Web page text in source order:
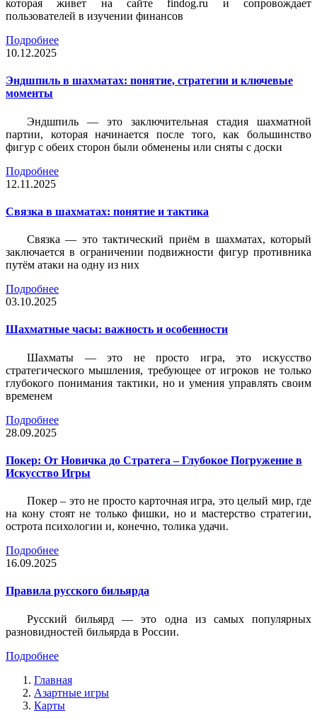
которая живет на сайте findog.ru и сопровождает
пользователей в изучении финансов
Подробнее
10.12.2025
Эндшпиль в шахматах: понятие, стратегии и ключевые
моменты
Эндшпиль — это заключительная стадия шахматной
партии, которая начинается после того, как большинство
фигур с обеих сторон были обменены или сняты с доски
Подробнее
12.11.2025
Связка в шахматах: понятие и тактика
Связка — это тактический приём в шахматах, который
заключается в ограничении подвижности фигур противника
путём атаки на одну из них
Подробнее
03.10.2025
Шахматные часы: важность и особенности
Шахматы — это не просто игра, это искусство
стратегического мышления, требующее от игроков не только
глубокого понимания тактики, но и умения управлять своим
временем
Подробнее
28.09.2025
Покер: От Новичка до Стратега – Глубокое Погружение в
Искусство Игры
Покер – это не просто карточная игра, это целый мир, где
на кону стоят не только фишки, но и мастерство стратегии,
острота психологии и, конечно, толика удачи.
Подробнее
16.09.2025
Правила русского бильярда
Русский бильярд — это одна из самых популярных
разновидностей бильярда в России.
Подробнее
Главная
Азартные игры
Карты